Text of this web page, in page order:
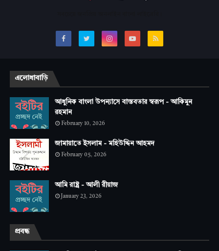
এলোধাবাড়ি
আধুনিক বাংলা উপন্যাসে বাস্তবতার স্বরূপ - আকিমুন
রহমান
February 10, 2026
জামায়াতে ইসলাম - মহিউদ্দিন আহমদ
February 05, 2026
আমি রাষ্ট্র - আলী রীয়াজ
January 23, 2026
প্রবন্ধ